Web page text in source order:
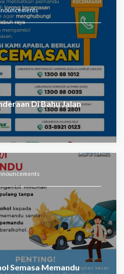
Di Bahu Jalan
Semasa Memandu